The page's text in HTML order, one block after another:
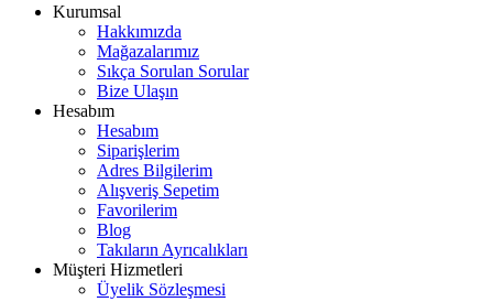
Kurumsal
Hakkımızda
Mağazalarımız
Sıkça Sorulan Sorular
Bize Ulaşın
Hesabım
Hesabım
Siparişlerim
Adres Bilgilerim
Alışveriş Sepetim
Favorilerim
Blog
Takıların Ayrıcalıkları
Müşteri Hizmetleri
Üyelik Sözleşmesi